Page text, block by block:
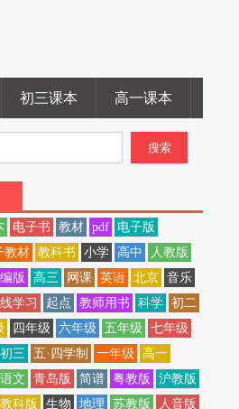
初三课本 高一课本
电子书 教材 pdf
电子版
教材 教科书 小学 高中
人教版
版 高三 网课 英语 北京
音乐
学习 起点 教师用书 科学
初二
四年级 六年级 五年级
七年级
初三 五·四学制 一年级
高一
语文 青岛版 简谱 粤教版
沪教版
教科版 生物 地理 苏教版
人音版